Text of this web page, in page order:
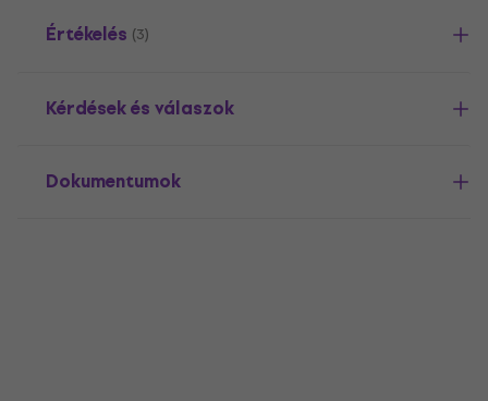
Értékelés (3)
Kérdések és válaszok
Dokumentumok